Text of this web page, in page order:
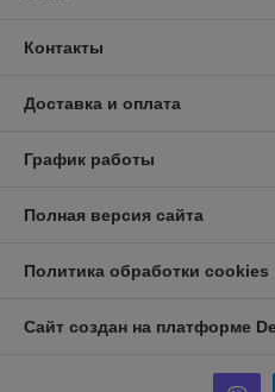
Контакты
Доставка и оплата
График работы
Полная версия сайта
Политика обработки cookies
Сайт создан на платформе